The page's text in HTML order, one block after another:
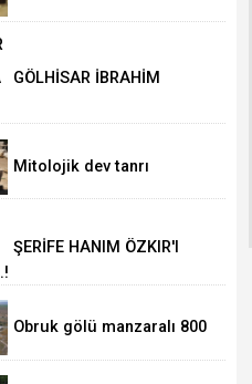
GÖLHİSAR İBRAHİM
Mitolojik dev tanrı
ŞERİFE HANIM ÖZKIR'I
Obruk gölü manzaralı 800